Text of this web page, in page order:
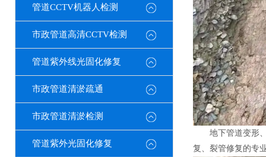
管道CCTV机器人检测
市政管道高清CCTV检测
管道紫外线光固化修复
市政管道清淤疏通
市政管道清淤检测
管道紫外光固化修复
地下管道变形
复、裂管修复的专